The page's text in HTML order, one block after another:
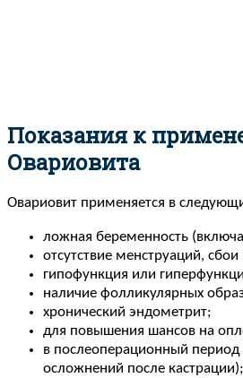
Показания к
Овариовита
Овариовит применяется в
ложная беременность
отсутствие менструаций,
гипофункция или
наличие фолликулярных
хронический эндометрит;
для повышения шансов на
в послеоперационный
осложнений после кастрации);